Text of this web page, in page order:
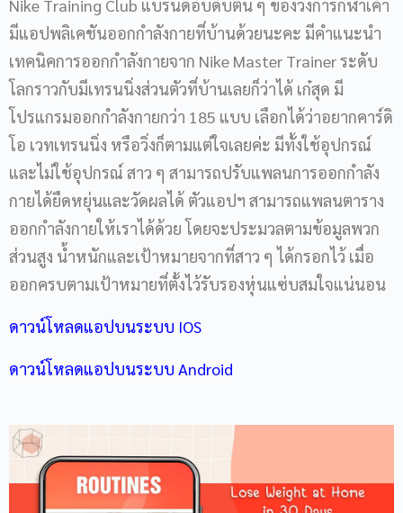
Nike Training Club แบรนด์อับดับต้น ๆ ของวงการกีฬาเค้า
มีแอปพลิเคชันออกกำลังกายที่บ้านด้วยนะคะ มีคำแนะนำ
เทคนิคการออกกำลังกายจาก Nike Master Trainer ระดับ
โลกราวกับมีเทรนนิ่งส่วนตัวที่บ้านเลยก็ว่าได้ เก๋สุด มี
โปรแกรมออกกำลังกายกว่า 185 แบบ เลือกได้ว่าอยากคาร์ดิ
โอ เวทเทรนนิ่ง หรือวิ่งก็ตามแต่ใจเลยค่ะ มีทั้งใช้อุปกรณ์
และไม่ใช้อุปกรณ์ สาว ๆ สามารถปรับแพลนการออกกำลัง
กายได้ยืดหยุ่นและวัดผลได้ ตัวแอปฯ สามารถแพลนตาราง
ออกกำลังกายให้เราได้ด้วย โดยจะประมวลตามข้อมูลพวก
ส่วนสูง น้ำหนักและเป้าหมายจากที่สาว ๆ ได้กรอกไว้ เมื่อ
ออกครบตามเป้าหมายที่ตั้งไว้รับรองหุ่นแซ่บสมใจแน่นอน
ดาวน์โหลดแอปบนระบบ IOS
ดาวน์โหลดแอปบนระบบ Android